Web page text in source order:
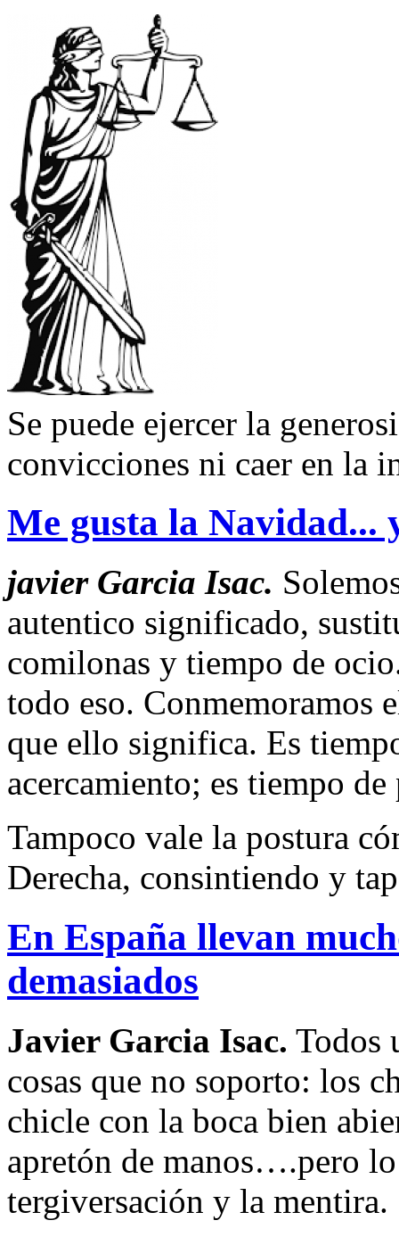
Se puede ejercer la
convicciones ni caer en la
Me gusta la Navidad...
javier Garcia Isac.
autentico significado,
comilonas y tiempo de
todo eso. Conmemoramos
que ello significa. Es
acercamiento; es tiempo de
Tampoco vale la postura
Derecha, consintiendo y
En España llevan
demasiados
Javier Garcia Isac. Todos
cosas que no soporto: los
chicle con la boca bien
apretón de manos….pero
tergiversación y la mentira.